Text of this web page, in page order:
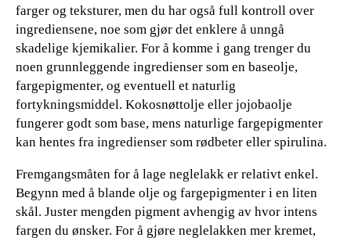
farger og teksturer, men du har også full kontroll over
ingrediensene, noe som gjør det enklere å unngå
skadelige kjemikalier. For å komme i gang trenger du
noen grunnleggende ingredienser som en baseolje,
fargepigmenter, og eventuell et naturlig
fortykningsmiddel. Kokosnøttolje eller jojobaolje
fungerer godt som base, mens naturlige fargepigmenter
kan hentes fra ingredienser som rødbeter eller spirulina.
Fremgangsmåten for å lage neglelakk er relativt enkel.
Begynn med å blande olje og fargepigmenter i en liten
skål. Juster mengden pigment avhengig av hvor intens
fargen du ønsker. For å gjøre neglelakken mer kremet,